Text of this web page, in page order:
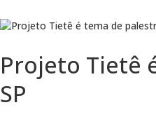
Projeto Tietê
SP